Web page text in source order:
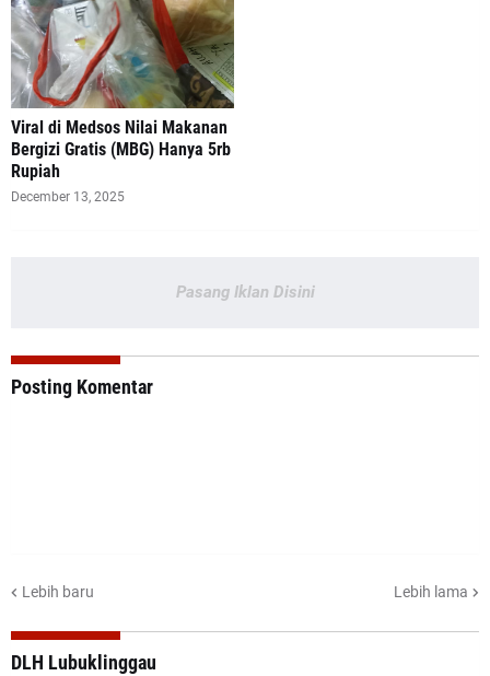
Viral di Medsos Nilai Makanan
Bergizi Gratis (MBG) Hanya 5rb
Rupiah
December 13, 2025
Pasang Iklan Disini
Posting Komentar
Lebih baru Lebih lama
DLH Lubuklinggau